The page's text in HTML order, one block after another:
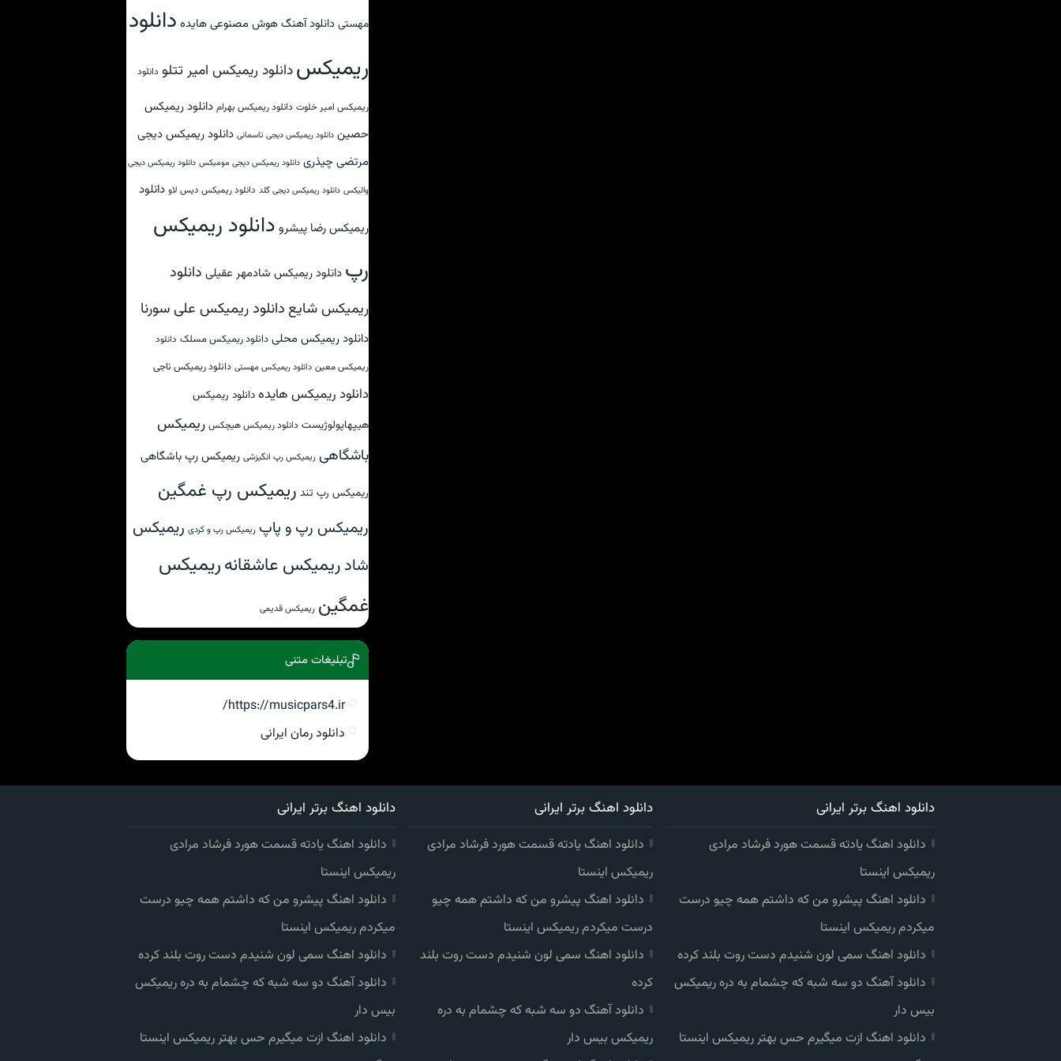
مهستی دانلود آهنگ هوش مصنوعی هایده دانلود
ریمیکسدانلود ریمیکس امیر تتلو دانلود
ریمیکس امیر خلوت دانلود ریمیکس بهرام دانلود ریمیکس
حصین دانلود ریمیکس دیجی تاسمانی دانلود ریمیکس دیجی
مرتضی چیذری دانلود ریمیکس دیجی مومیکس دانلود ریمیکس دیجی
والیکس دانلود ریمیکس دیجی گلد دانلود ریمیکس دیس لاو دانلود
ریمیکس رضا پیشرو دانلود ریمیکس
رپ دانلود ریمیکس شادمهر عقیلی دانلود
ریمیکس شایع دانلود ریمیکس علی سورنا
دانلود ریمیکس محلی دانلود ریمیکس مسلک دانلود
ریمیکس معین دانلود ریمیکس مهستی دانلود ریمیکس ناجی
دانلود ریمیکس هایده دانلود ریمیکس
هیپهاپولوژیست دانلود ریمیکس هیچکس ریمیکس
باشگاهی ریمیکس رپ انگیزشی ریمیکس رپ باشگاهی
ریمیکس رپ تند ریمیکس رپ غمگین
ریمیکس رپ و پاپ ریمیکس رپ و کردی ریمیکس
شادریمیکس عاشقانهریمیکس
غمگین ریمیکس قدیمی
تبلیغات متنی
https://musicpars4.ir/
دانلود رمان ایرانی
دانلود اهنگ برتر ایرانی
دانلود اهنگ یادته قسمت هورد فرشاد مرادی
ریمیکس اینستا
دانلود اهنگ پیشرو من که داشتم همه چیو درست
میکردم ریمیکس اینستا
دانلود اهنگ سمی لون شنیدم دست روت بلند کرده
دانلود آهنگ دو سه شبه که چشمام به دره ریمیکس
بیس دار
دانلود اهنگ ازت میگیرم حس بهتر ریمیکس اینستا
دانلود اهنگ برتر ایرانی
دانلود اهنگ یادته قسمت هورد فرشاد مرادی
ریمیکس اینستا
دانلود اهنگ پیشرو من که داشتم همه چیو
درست میکردم ریمیکس اینستا
دانلود اهنگ سمی لون شنیدم دست روت بلند
کرده
دانلود آهنگ دو سه شبه که چشمام به دره
ریمیکس بیس دار
دانلود اهنگ برتر ایرانی
دانلود اهنگ یادته قسمت هورد فرشاد مرادی
ریمیکس اینستا
دانلود اهنگ پیشرو من که داشتم همه چیو درست
میکردم ریمیکس اینستا
دانلود اهنگ سمی لون شنیدم دست روت بلند کرده
دانلود آهنگ دو سه شبه که چشمام به دره ریمیکس
بیس دار
دانلود اهنگ ازت میگیرم حس بهتر ریمیکس اینستا